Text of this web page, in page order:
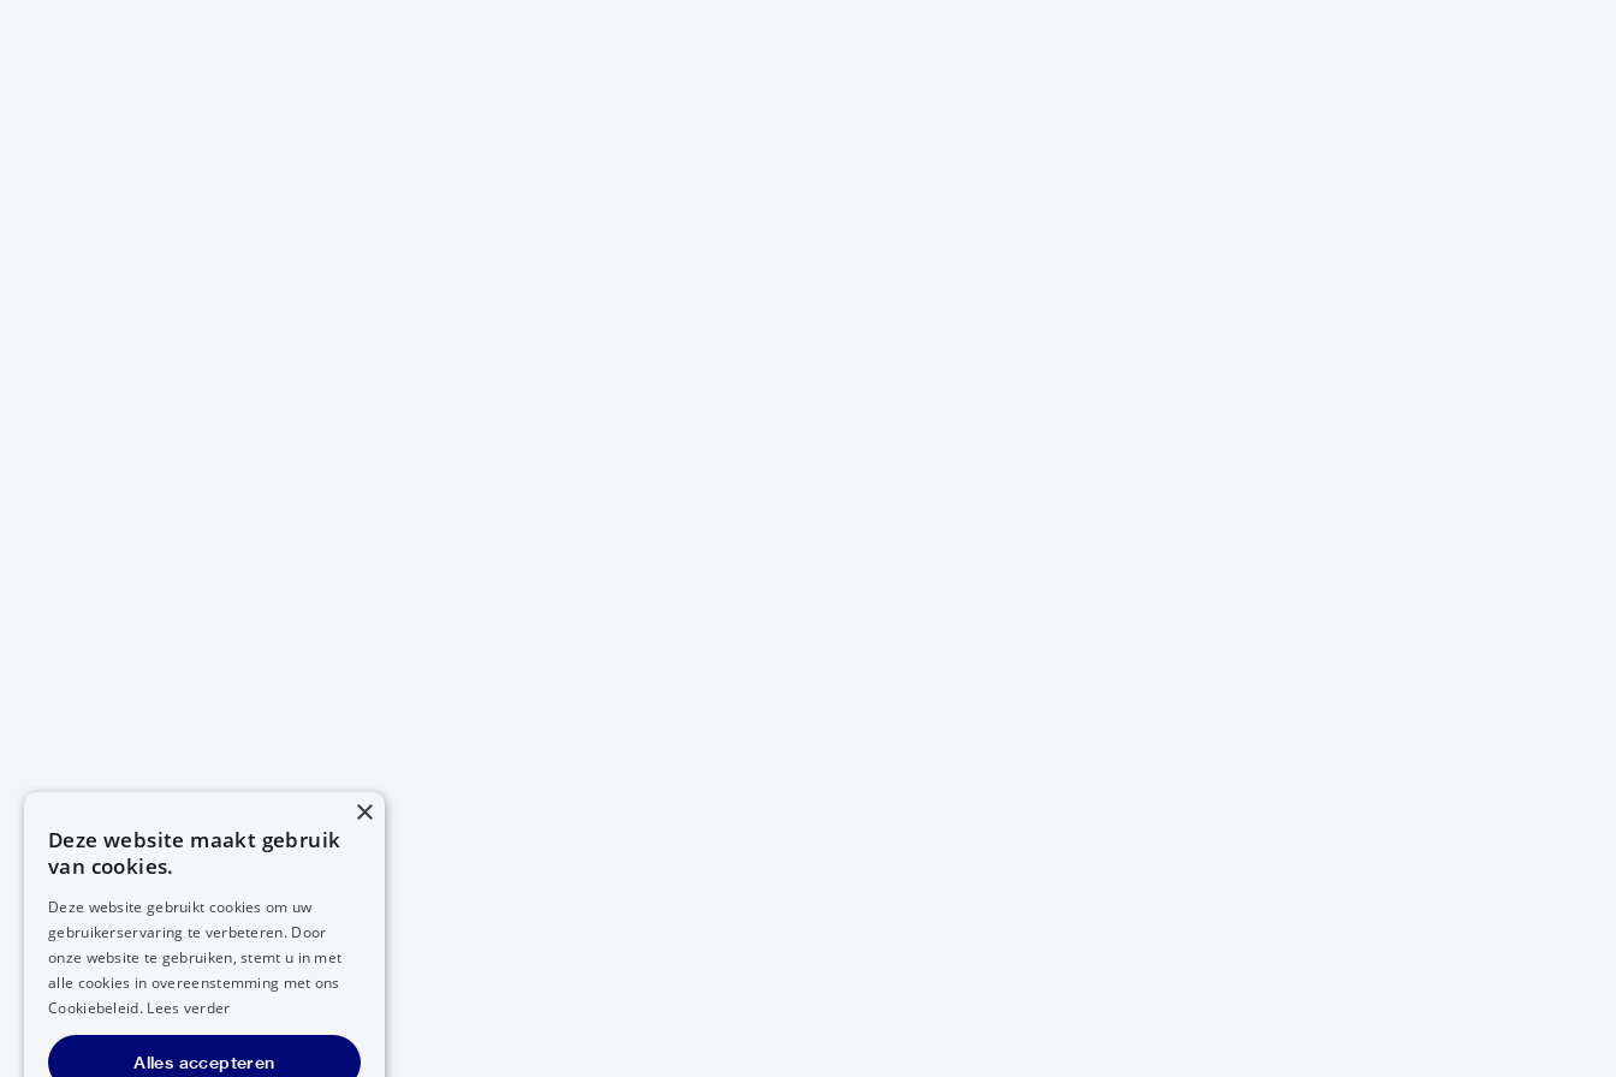
×
Deze website maakt gebruik
van cookies.
Deze website gebruikt cookies om uw
gebruikerservaring te verbeteren. Door
onze website te gebruiken, stemt u in met
alle cookies in overeenstemming met ons
Cookiebeleid. Lees verder
Alles accepteren